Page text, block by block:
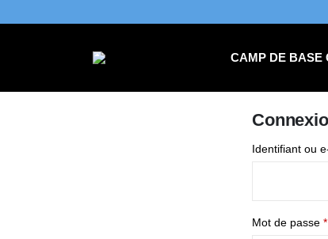
CAMP DE BASE
Identifiant ou
Mot de passe*